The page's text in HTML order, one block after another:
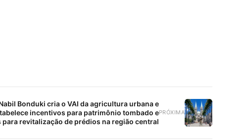
PRÓXIMA
Bonduki cria o VAI da agricultura urbana e
incentivos para patrimônio tombado e
para revitalização de prédios na região central